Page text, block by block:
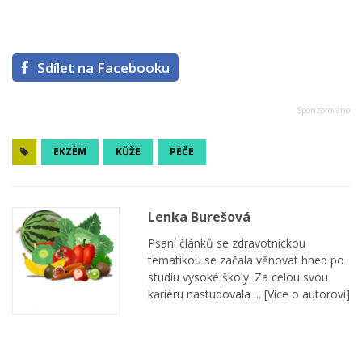
Sdílet na Facebooku
EKZÉM KŮŽE PÉČE
Lenka Burešová
Psaní článků se zdravotnickou
tematikou se začala věnovat hned po
studiu vysoké školy. Za celou svou
kariéru nastudovala ... [Více o autorovi]